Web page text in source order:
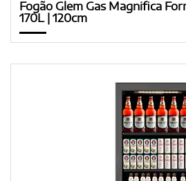
Fogão Glem Gas Magnifica
170L | 120cm